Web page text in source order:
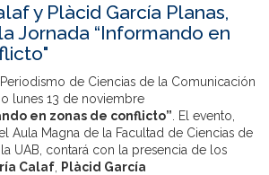
y Plàcid García Planas,
Jornada “Informando en
de Ciencias de la Comunicación
lunes 13 de noviembre
en zonas de conflicto” . El evento,
Aula Magna de la Facultad de Ciencias de
UAB, contará con la presencia de los
Calaf
Plàcid García